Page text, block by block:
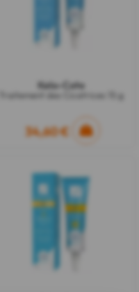
Kelo-Cote
Traitement des Cicatrices 15 g
34,60 €